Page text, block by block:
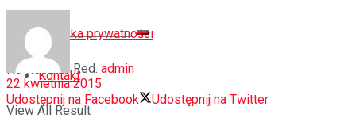
No Result
View All Result
Polityka prywatności
KontaktRed. admin
22 kwietnia 2015
Udostępnij na Facebook
Udostępnij na Twitter